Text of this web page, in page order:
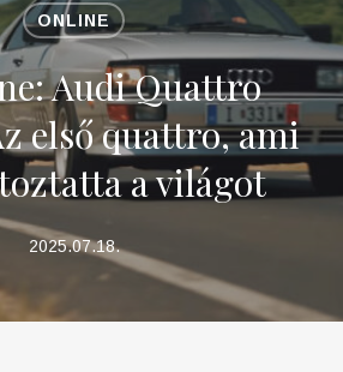
ONLINE
Audi Quattro
első quattro, ami
a világot
2025.07.18.